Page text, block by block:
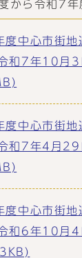
から令和7年
度中心市街地
和7年10月
度中心市街地
和7年4月
度中心市街地
和6年10月